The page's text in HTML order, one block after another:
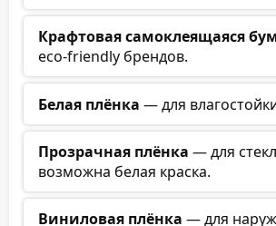
Крафтовая самоклеящаяся
eco-friendly брендов.
Белая плёнка — для
Прозрачная плёнка — для
возможна белая краска.
Виниловая плёнка — для